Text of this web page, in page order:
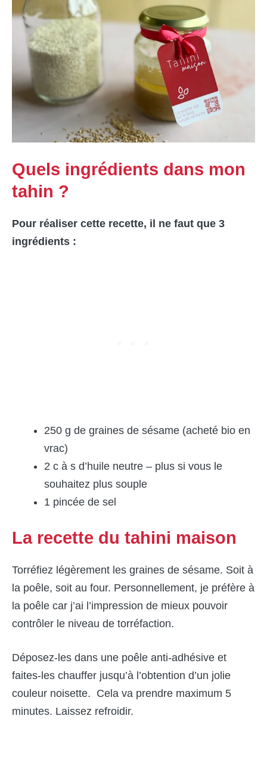
Quels ingrédients dans mon
tahin ?
Pour réaliser cette recette, il ne faut que 3
ingrédients :
250 g de graines de sésame (acheté bio en
vrac)
2 c à s d’huile neutre – plus si vous le
souhaitez plus souple
1 pincée de sel
La recette du tahini maison
Torréfiez légèrement les graines de sésame. Soit à
la poêle, soit au four. Personnellement, je préfère à
la poêle car j’ai l’impression de mieux pouvoir
contrôler le niveau de torréfaction.
Déposez-les dans une poêle anti-adhésive et
faites-les chauffer jusqu’à l’obtention d’un jolie
couleur noisette. Cela va prendre maximum 5
minutes. Laissez refroidir.